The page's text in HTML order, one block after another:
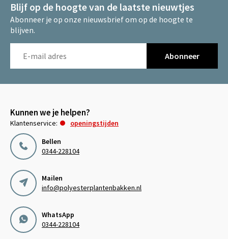
Blijf op de hoogte van de laatste nieuwtjes
Abonneer je op onze nieuwsbrief om op de hoogte te
blijven.
Abonneer
Kunnen we je helpen?
Klantenservice:
openingstijden
Bellen
0344-228104
Mailen
info@polyesterplantenbakken.nl
WhatsApp
0344-228104